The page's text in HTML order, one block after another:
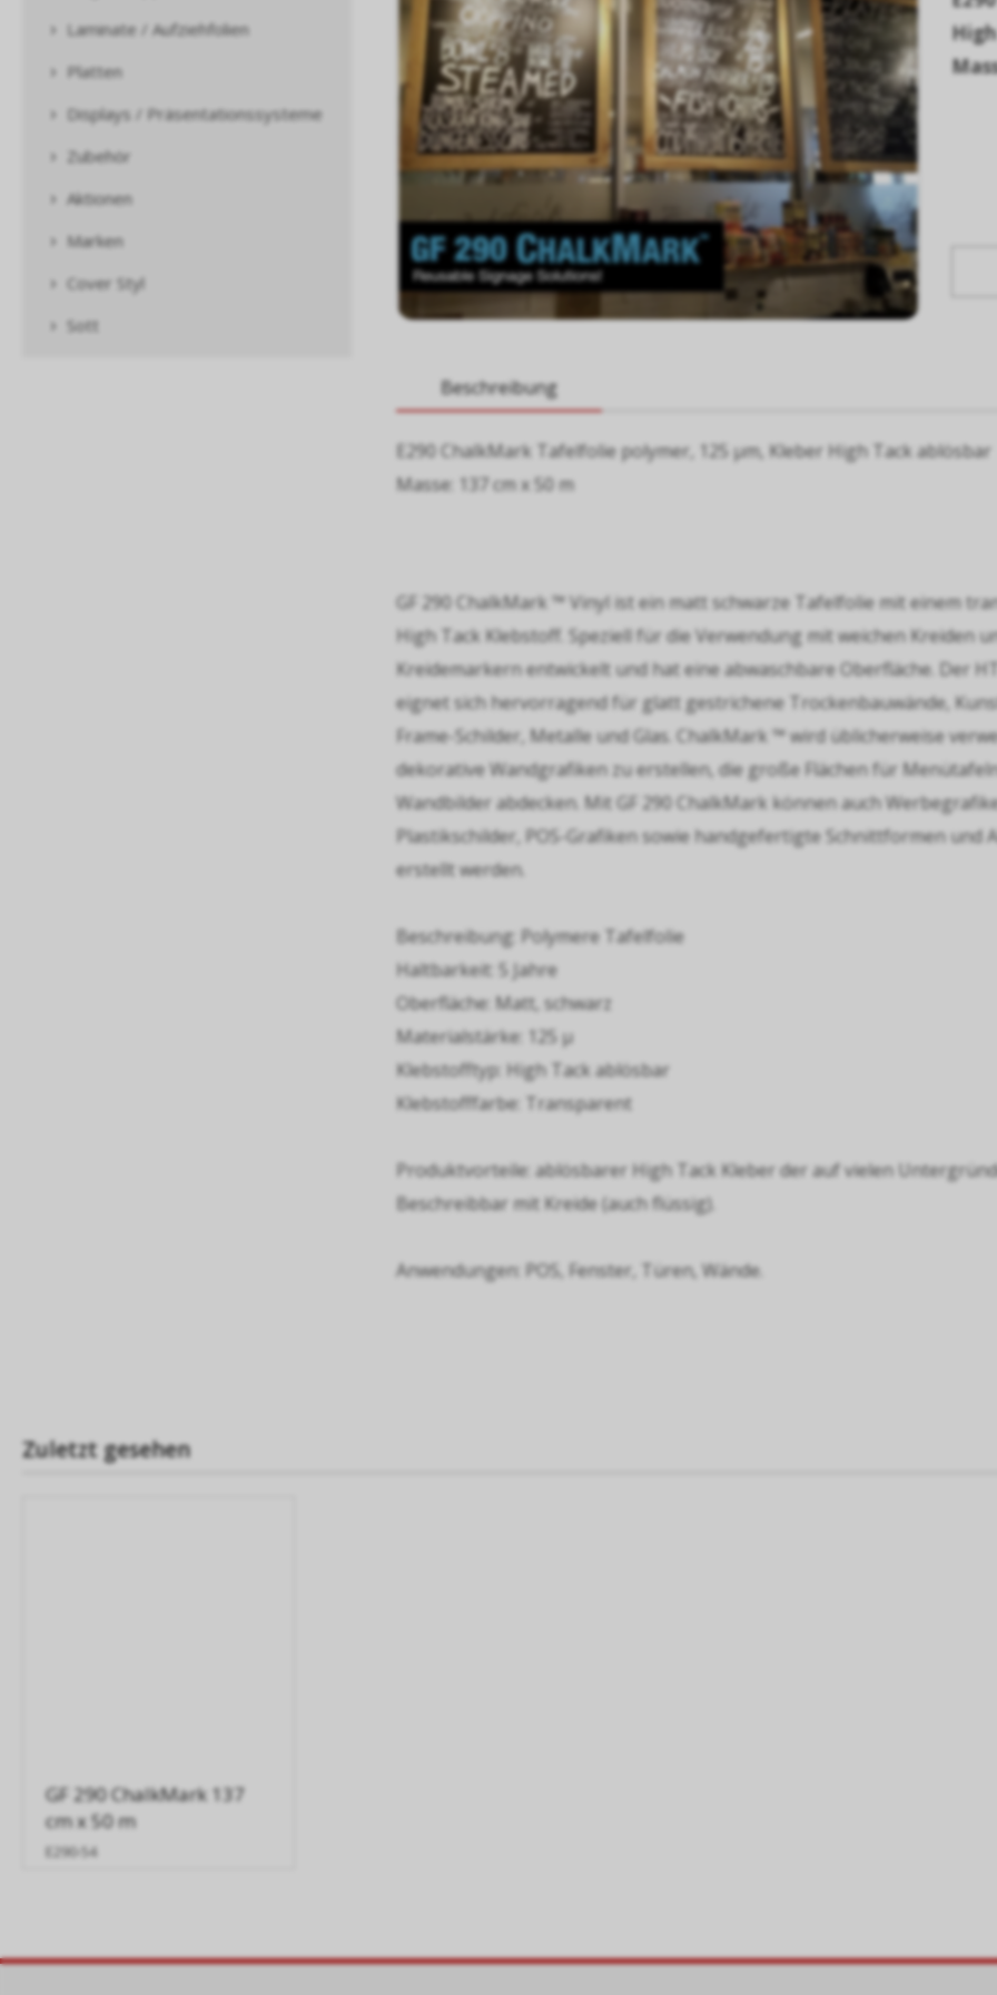
Laminate / Aufziehfolien
Platten
Displays / Präsentationssysteme
Zubehör
Aktionen
Marken
Cover Styl
Sott
Beschreibung
E290 ChalkMark Tafelfolie polymer, 125 µm, Kleber High Tack ablösbar
Masse: 137 cm x 50 m
GF 290 ChalkMark ™ Vinyl ist ein matt schwarze Tafelfolie mit einem
High Tack Klebstoff. Speziell für die Verwendung mit weichen Kreiden
Kreidemarkern entwickelt und hat eine abwaschbare Oberfläche. Der
eignet sich hervorragend für glatt gestrichene Trockenbauwände,
Frame-Schilder, Metalle und Glas. ChalkMark ™ wird üblicherweise
dekorative Wandgrafiken zu erstellen, die große Flächen für
Wandbilder abdecken. Mit GF 290 ChalkMark können auch
Plastikschilder, POS-Grafiken sowie handgefertigte Schnittformen und
erstellt werden.
Beschreibung: Polymere Tafelfolie
Haltbarkeit: 5 Jahre
Oberfläche: Matt, schwarz
Materialstärke: 125 µ
Klebstofftyp: High Tack ablösbar
Klebstofffarbe: Transparent
Produktvorteile: ablösbarer High Tack Kleber der auf vielen
Beschreibbar mit Kreide (auch flüssig).
Anwendungen: POS, Fenster, Türen, Wände.
Zuletzt gesehen
GF 290 ChalkMark 137
cm x 50 m
E290-54